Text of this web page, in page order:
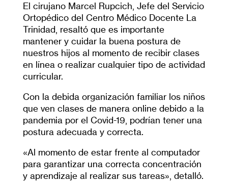
El cirujano Marcel Rupcich, Jefe del Servicio
Ortopédico del Centro Médico Docente La
Trinidad, resaltó que es importante
mantener y cuidar la buena postura de
nuestros hijos al momento de recibir clases
en línea o realizar cualquier tipo de actividad
curricular.
Con la debida organización familiar los niños
que ven clases de manera online debido a la
pandemia por el Covid-19, podrían tener una
postura adecuada y correcta.
«Al momento de estar frente al computador
para garantizar una correcta concentración
y aprendizaje al realizar sus tareas», detalló.